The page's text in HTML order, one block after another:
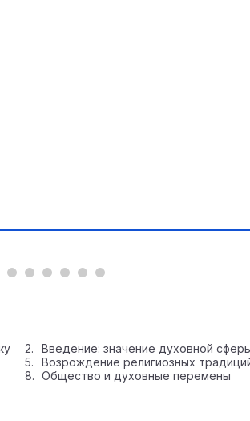
Введение: значение духовной
Возрождение религиозных
Общество и духовные перемены